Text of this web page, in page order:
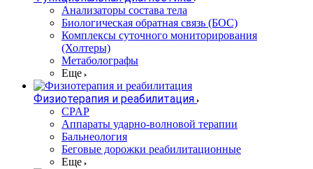
Анализаторы состава тела
Биологическая обратная связь (БОС)
Комплексы суточного мониторирования
(Холтеры)
Метаболографы
Еще
Физиотерапия и реабилитация
CPAP
Аппараты ударно-волновой терапии
Бальнеология
Беговые дорожки реабилитационные
Еще